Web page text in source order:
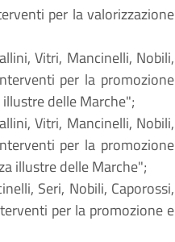
per la valorizzazione
Vitri, Mancinelli, Nobili,
per la promozione
delle Marche";
Vitri, Mancinelli, Nobili,
per la promozione
illustre delle Marche";
Seri, Nobili, Caporossi,
per la promozione e